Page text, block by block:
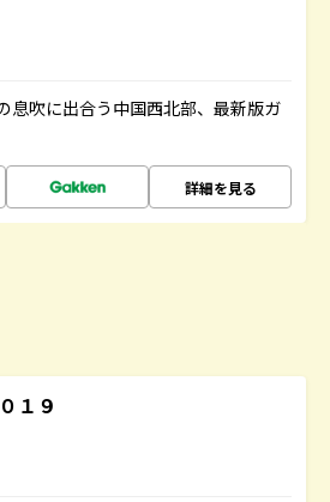
息吹に出合う中国西北部、最新版ガ
詳細を見る
１９